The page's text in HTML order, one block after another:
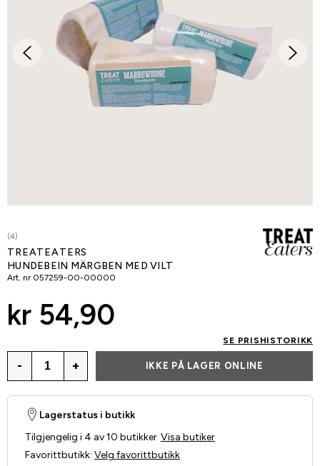
(4)
TREATEATERS
HUNDEBEIN MÄRGBEN MED VILT
Art. nr 057259-00-00000
kr 54,90
SE PRISHISTORIKK
- + IKKE PÅ LAGER ONLINE
Lagerstatus i butikk
Tilgjengelig i 4 av 10 butikker Visa butiker
Favorittbutikk: Velg favorittbutikk